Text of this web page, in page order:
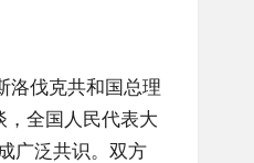
洛伐克共和国总理
，全国人民代表大
广泛共识。双方